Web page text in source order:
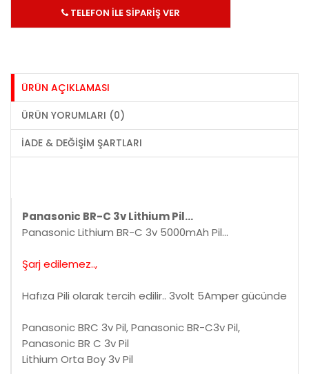
TELEFON İLE SİPARİŞ VER
ÜRÜN AÇIKLAMASI
ÜRÜN YORUMLARI (0)
İADE & DEĞIŞIM ŞARTLARI
Panasonic BR-C 3v Lithium Pil...
Panasonic Lithium BR-C 3v 5000mAh Pil...
Şarj edilemez..,
Hafıza Pili olarak tercih edilir.. 3volt 5Amper gücünde
Panasonic BRC 3v Pil, Panasonic BR-C3v Pil,
Panasonic BR C 3v Pil
Lithium Orta Boy 3v Pil